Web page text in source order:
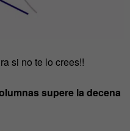
si no te lo crees!!
supere la decena